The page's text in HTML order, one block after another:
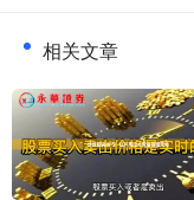
相关文章